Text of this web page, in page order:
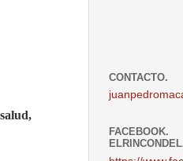
CONTACTO.
FACEBOOK.